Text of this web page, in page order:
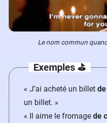
Le nom commun
Exemples ⛳️
« J’ai acheté un billet
un billet. »
« Il aime le fromage de